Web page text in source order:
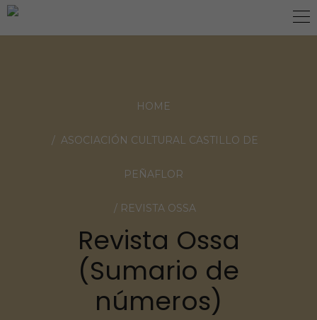
HOME
ASOCIACIÓN CULTURAL CASTILLO DE
PEÑAFLOR
REVISTA OSSA
Revista Ossa
(Sumario de
números)